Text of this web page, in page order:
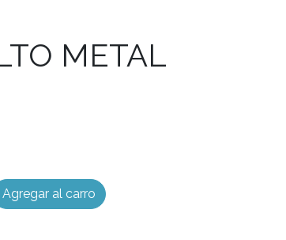
METAL
Agregar al carro